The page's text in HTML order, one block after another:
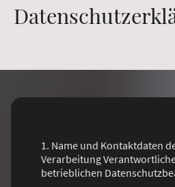
1. Name und Kontaktdaten
Verarbeitung
betrieblichen